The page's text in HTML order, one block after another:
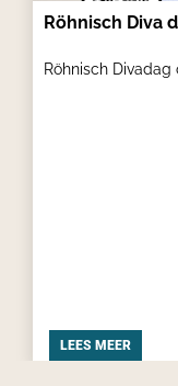
Röhnisch Diva
Röhnisch
LEES MEER